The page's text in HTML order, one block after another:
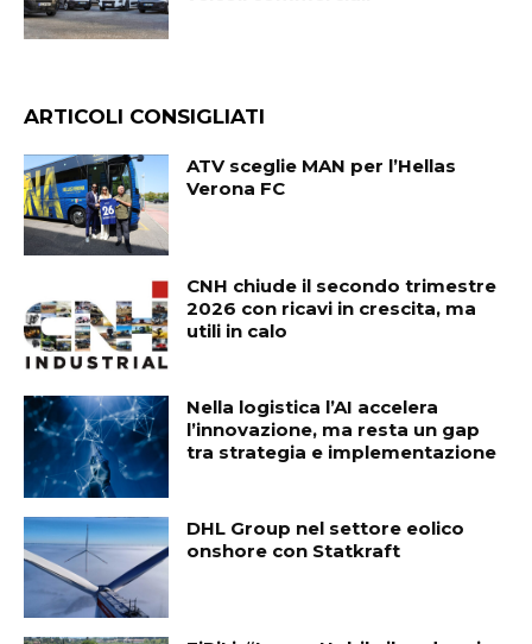
ARTICOLI CONSIGLIATI
ATV sceglie MAN per l’Hellas
Verona FC
CNH chiude il secondo trimestre
2026 con ricavi in crescita, ma
utili in calo
Nella logistica l’AI accelera
l’innovazione, ma resta un gap
tra strategia e implementazione
DHL Group nel settore eolico
onshore con Statkraft